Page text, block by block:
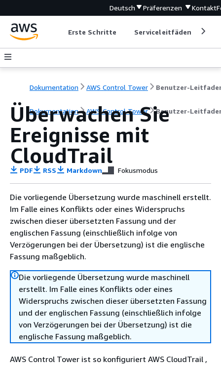
Deutsch Präferenzen Kontakt
Erste Schritte Serviceleitfäden
Dokumentation AWS Control Tower Benutzer-
Dokumentation AWS Control Tower Benutzer-
Überwachen Sie
Ereignisse mit
CloudTrail
PDF RSS Markdown Fokusmodus
Die vorliegende Übersetzung wurde maschinell erstellt.
Im Falle eines Konflikts oder eines Widerspruchs
zwischen dieser übersetzten Fassung und der
englischen Fassung (einschließlich infolge von
Verzögerungen bei der Übersetzung) ist die englische
Fassung maßgeblich.
Die vorliegende Übersetzung wurde maschinell
erstellt. Im Falle eines Konflikts oder eines
Widerspruchs zwischen dieser übersetzten Fassung
und der englischen Fassung (einschließlich infolge
von Verzögerungen bei der Übersetzung) ist die
englische Fassung maßgeblich.
AWS Control Tower ist so konfiguriert AWS CloudTrail ,